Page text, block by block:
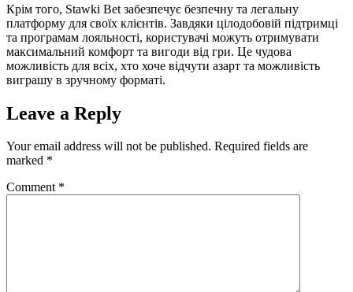
Крім того, Stawki Bet забезпечує безпечну та легальну
платформу для своїх клієнтів. Завдяки цілодобовій підтримці
та програмам лояльності, користувачі можуть отримувати
максимальний комфорт та вигоди від гри. Це чудова
можливість для всіх, хто хоче відчути азарт та можливість
виграшу в зручному форматі.
Leave a Reply
Your email address will not be published. Required fields are
marked *
Comment *